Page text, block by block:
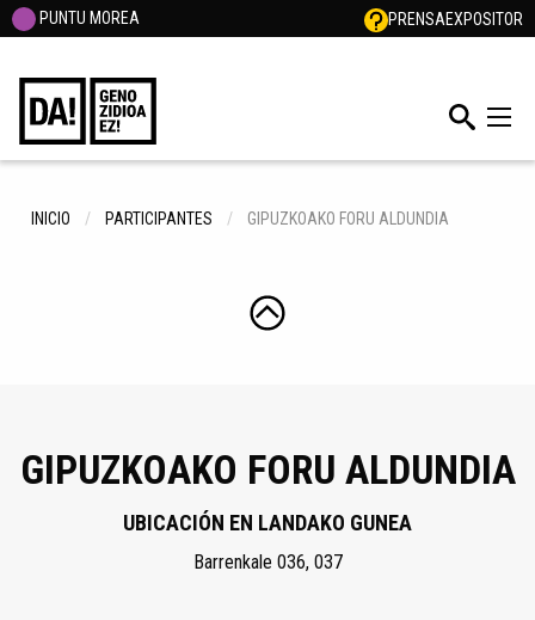
PUNTU MOREA PRENSAEXPOSITOR
INICIO PARTICIPANTES GIPUZKOAKO FORU ALDUNDIA
GIPUZKOAKO FORU ALDUNDIA
UBICACIÓN EN LANDAKO GUNEA
Barrenkale 036, 037